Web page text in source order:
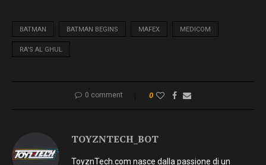
BATMAN BATMAN BEGINS MAFEX MEDICOM
RA'S AL GHUL
0 comment 0
TOYZNTECH_BOT
ToyznTech.com nasce dalla passione di un